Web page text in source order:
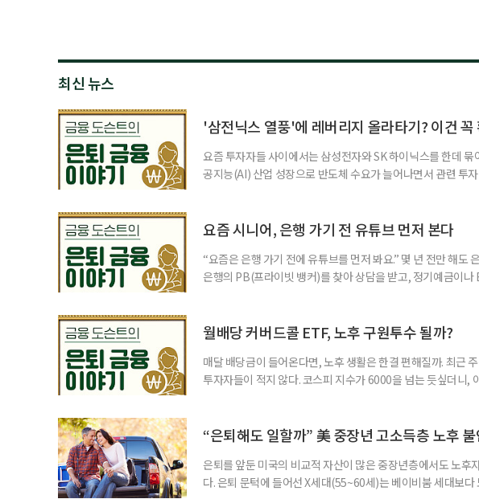
최신 뉴스
'삼전닉스 열풍'에 레버리지 올라타기? 이건 꼭
요즘 투자자들 사이에서는 삼성전자와 SK 하이닉스를 한데 묶
공지능(AI) 산업 성장으로 반도체 수요가 늘어나면서 관련 투
투자자라면 반드시 알아야 할 핵심 위험 요소를 짚어본다. 수
요즘 시니어, 은행 가기 전 유튜브 먼저 본다
“요즘은 은행 가기 전에 유튜브를 먼저 봐요.” 몇 년 전만 해도
은행의 PB(프라이빗 뱅커)를 찾아 상담을 받고, 정기예금이
브에서 정보를 서울에 사는 60대 A 씨는 최근 IRP(개인형퇴직
월배당 커버드콜 ETF, 노후 구원투수 될까?
매달 배당금이 들어온다면, 노후 생활은 한결 편해질까. 최근
투자자들이 적지 않다. 코스피 지수가 6000을 넘는 듯싶더니,
에서도 월배당 커버드콜 ETF는 은퇴자와 은퇴를 앞둔 이들에
“은퇴해도 일할까” 美 중장년 고소득층 노후 불
은퇴를 앞둔 미국의 비교적 자산이 많은 중장년층에서도 노후
다. 은퇴 문턱에 들어선 X세대(55~60세)는 베이비붐 세대보